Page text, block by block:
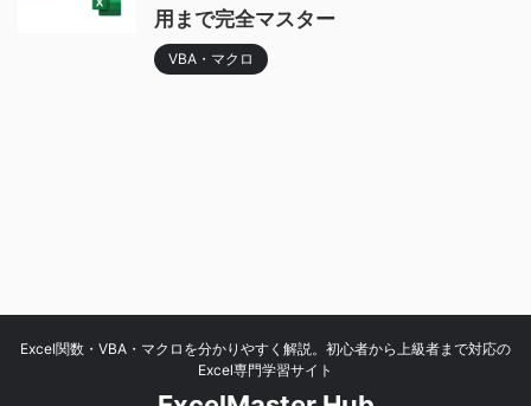
用まで完全マスター
VBA・マクロ
Excel関数・VBA・マクロを分かりやすく解説。初心者から上級者まで対応の
Excel専門学習サイト